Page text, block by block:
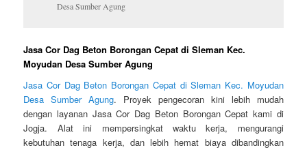
Desa Sumber Agung
Jasa Cor Dag Beton Borongan Cepat di Sleman Kec.
Moyudan Desa Sumber Agung
Jasa Cor Dag Beton Borongan Cepat di Sleman Kec. Moyudan
Desa Sumber Agung. Proyek pengecoran kini lebih mudah
dengan layanan Jasa Cor Dag Beton Borongan Cepat kami di
Jogja. Alat ini mempersingkat waktu kerja, mengurangi
kebutuhan tenaga kerja, dan lebih hemat biaya dibandingkan